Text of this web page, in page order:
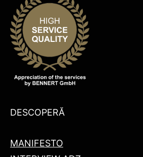
DESCOPERĂ
MANIFESTO